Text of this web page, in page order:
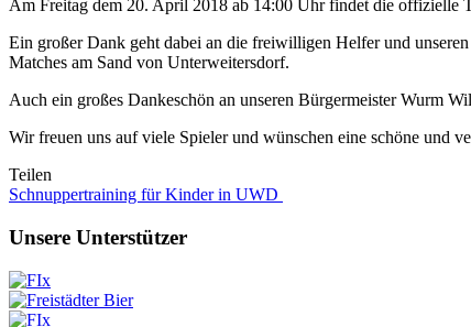
Am Freitag dem 20. April 2018 ab 14:00 Uhr findet die offizielle
Ein großer Dank geht dabei an die freiwilligen Helfer und
Matches am Sand von Unterweitersdorf.
Auch ein großes Dankeschön an unseren Bürgermeister Wurm
Wir freuen uns auf viele Spieler und wünschen eine schöne und
Teilen
Beitragsnavigation
Schnuppertraining für Kinder in UWD
Unsere Unterstützer